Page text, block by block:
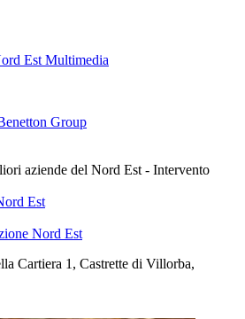
Est Multimedia
Group
aziende del Nord Est - Intervento
Est
Nord Est
Cartiera 1, Castrette di Villorba,